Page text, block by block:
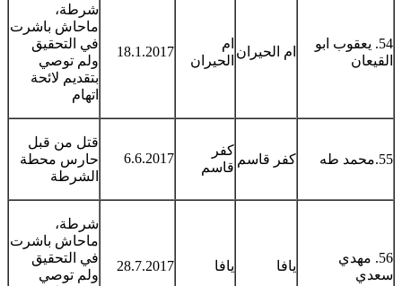
54. يعقوب ابو
القيعان
ام الحيران
ام
الحيران
18.1.2017
شرطة،
ماحاش باشرت
في التحقيق
ولم توصي
بتقديم لائحة
اتهام
55.محمد طه كفر قاسم
كفر
قاسم
6.6.2017
قتل من قبل
حارس محطة
الشرطة
56. مهدي
سعدي
يافا يافا 28.7.2017
شرطة،
ماحاش باشرت
في التحقيق
ولم توصي